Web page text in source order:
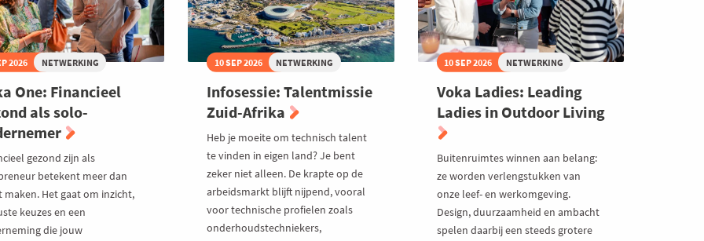
2026 NETWERKING
One: Financieel
als solo-
gezond zijn als
betekent meer dan
maken. Het gaat om inzicht,
keuzes en een
die jouw
10 SEP 2026 NETWERKING
Infosessie: Talentmissie
Zuid-Afrika
Heb je moeite om technisch talent
te vinden in eigen land? Je bent
zeker niet alleen. De krapte op de
arbeidsmarkt blijft nijpend, vooral
voor technische profielen zoals
onderhoudstechniekers,
10 SEP 2026 NETWERKING
Voka Ladies: Leading
Ladies in Outdoor Living
Buitenruimtes winnen aan belang:
ze worden verlengstukken van
onze leef- en werkomgeving.
Design, duurzaamheid en ambacht
spelen daarbij een steeds grotere